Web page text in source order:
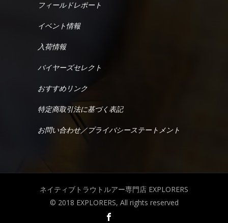
フィールドレポート
イベント情報
入荷情報
バイヤーズセレクト
おすすめリンク
特定商取引法に基づく表記
お問い合わせ／プライバシーステートメント
ネイティブトラウトルアー専門店 EXPLORERS
© 2018 EXPLORERS, All rights reserved